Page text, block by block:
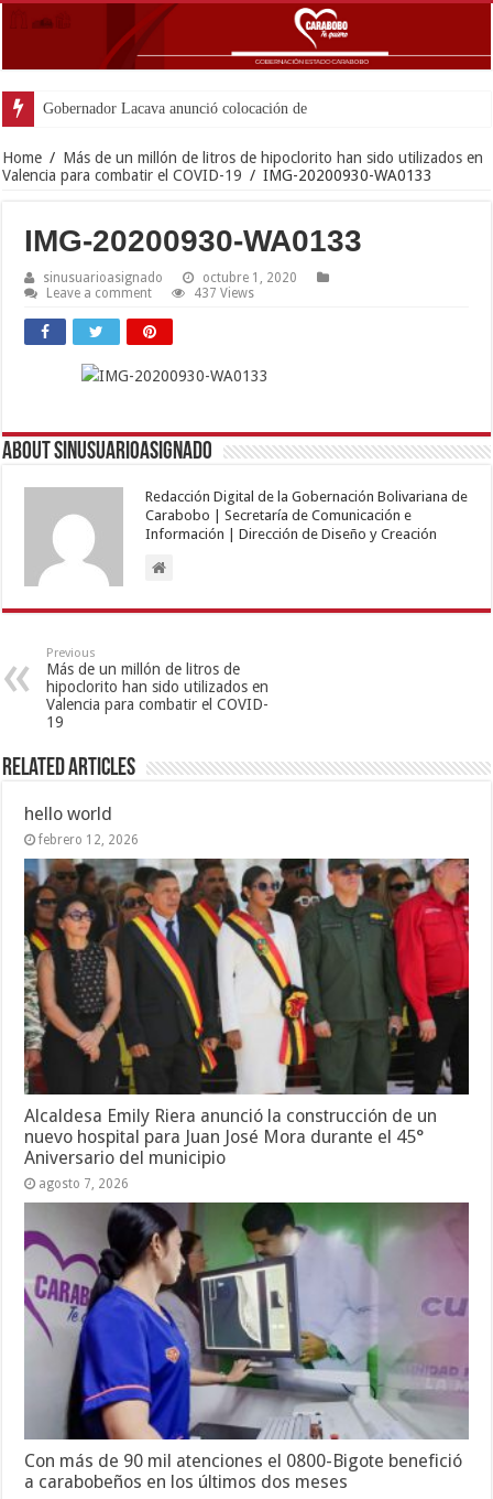
Gobernador Lacava anunció colocación de más de mil 5
Home / Más de un millón de litros de hipoclorito han sido utilizados en
Valencia para combatir el COVID-19 / IMG-20200930-WA0133
IMG-20200930-WA0133
sinusuarioasignado
octubre 1, 2020
Leave a comment
437 Views
About sinusuarioasignado
Redacción Digital de la Gobernación Bolivariana de
Carabobo | Secretaría de Comunicación e
Información | Dirección de Diseño y Creación
Previous
Más de un millón de litros de
hipoclorito han sido utilizados en
Valencia para combatir el COVID-
19
Related Articles
hello world
febrero 12, 2026
Alcaldesa Emily Riera anunció la construcción de un
nuevo hospital para Juan José Mora durante el 45°
Aniversario del municipio
agosto 7, 2026
Con más de 90 mil atenciones el 0800-Bigote benefició
a carabobeños en los últimos dos meses